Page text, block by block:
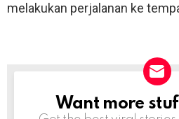
melakukan perjalanan ke
NEWSLETTER
Want more